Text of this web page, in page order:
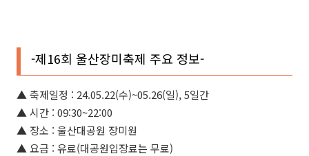
-제16회 울산장미축제 주요 정보-
▲ 축제일정 : 24.05.22(수)~05.26(일), 5일간
▲ 시간 : 09:30~22:00
▲ 장소 : 울산대공원 장미원
▲ 요금 : 유료(대공원입장료는 무료)